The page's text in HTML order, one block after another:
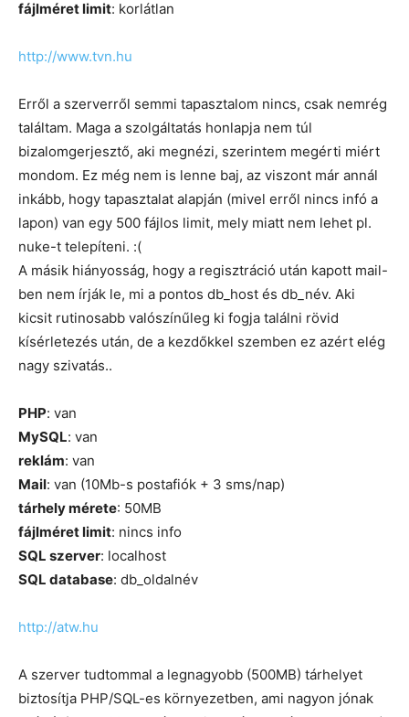
fájlméret limit: korlátlan
http://www.tvn.hu
Erről a szerverről semmi tapasztalom nincs, csak nemrég
találtam. Maga a szolgáltatás honlapja nem túl
bizalomgerjesztő, aki megnézi, szerintem megérti miért
mondom. Ez még nem is lenne baj, az viszont már annál
inkább, hogy tapasztalat alapján (mivel erről nincs infó a
lapon) van egy 500 fájlos limit, mely miatt nem lehet pl.
nuke-t telepíteni. :(
A másik hiányosság, hogy a regisztráció után kapott mail-
ben nem írják le, mi a pontos db_host és db_név. Aki
kicsit rutinosabb valószínűleg ki fogja találni rövid
kísérletezés után, de a kezdőkkel szemben ez azért elég
nagy szivatás..
PHP: van
MySQL: van
reklám: van
Mail: van (10Mb-s postafiók + 3 sms/nap)
tárhely mérete: 50MB
fájlméret limit: nincs info
SQL szerver: localhost
SQL database: db_oldalnév
http://atw.hu
A szerver tudtommal a legnagyobb (500MB) tárhelyet
biztosítja PHP/SQL-es környezetben, ami nagyon jónak